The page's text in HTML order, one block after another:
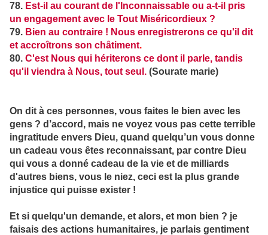
78. Est-il au courant de l'Inconnaissable ou a-t-il pris
un engagement avec le Tout Miséricordieux ?
79. Bien au contraire ! Nous enregistrerons ce qu'il dit
et accroîtrons son châtiment.
80. C'est Nous qui hériterons ce dont il parle, tandis
qu'il viendra à Nous, tout seul. (Sourate marie)
On dit à ces personnes, vous faites le bien avec les
gens ? d’accord, mais ne voyez vous pas cette terrible
ingratitude envers Dieu, quand quelqu’un vous donne
un cadeau vous êtes reconnaissant, par contre Dieu
qui vous a donné cadeau de la vie et de milliards
d'autres biens, vous le niez, ceci est la plus grande
injustice qui puisse exister !
Et si quelqu'un demande, et alors, et mon bien ? je
faisais des actions humanitaires, je parlais gentiment